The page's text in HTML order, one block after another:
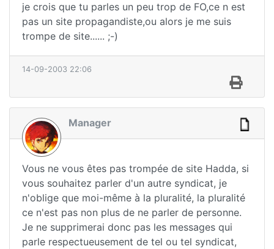
je crois que tu parles un peu trop de FO,ce n est
pas un site propagandiste,ou alors je me suis
trompe de site...... ;-)
14-09-2003 22:06
Manager
Vous ne vous êtes pas trompée de site Hadda, si
vous souhaitez parler d'un autre syndicat, je
n'oblige que moi-même à la pluralité, la pluralité
ce n'est pas non plus de ne parler de personne.
Je ne supprimerai donc pas les messages qui
parle respectueusement de tel ou tel syndicat,